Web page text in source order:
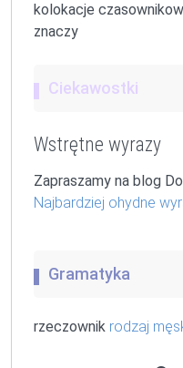
kolokacje
znaczy
Ciekawostki
Wstrętne wyrazy
Zapraszamy na blog
Najbardziej ohydne
Gramatyka
rzeczownik rodzaj